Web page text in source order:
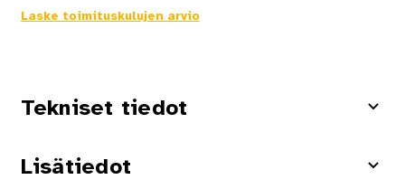
Laske toimituskulujen arvio
Tekniset tiedot
Lisätiedot